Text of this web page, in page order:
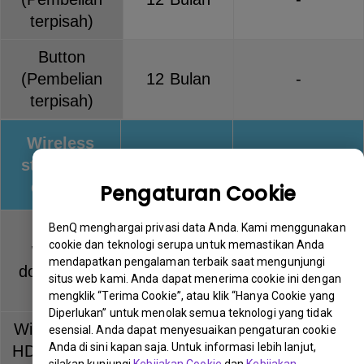
Pengaturan Cookie
BenQ menghargai privasi data Anda. Kami menggunakan
cookie dan teknologi serupa untuk memastikan Anda
mendapatkan pengalaman terbaik saat mengunjungi
situs web kami. Anda dapat menerima cookie ini dengan
mengklik “Terima Cookie”, atau klik “Hanya Cookie yang
Diperlukan” untuk menolak semua teknologi yang tidak
esensial. Anda dapat menyesuaikan pengaturan cookie
Anda di sini kapan saja. Untuk informasi lebih lanjut,
terpisah)
Button
(Pembelian
terpisah)
12 Bulan -
Wireless
streaming
devices
QCast
wireless
dongle (QP
series)
12 Bulan -
Wireless Full
HD Kit (WDP
12 Bulan -